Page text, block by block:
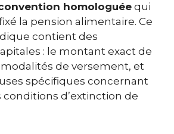
homologuée qui
la pension alimentaire. Ce
contient des
: le montant exact de
modalités de versement, et
spécifiques concernant
conditions d’extinction de